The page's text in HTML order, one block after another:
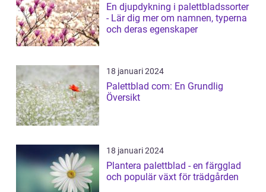
En djupdykning i palettbladssorter
- Lär dig mer om namnen, typerna
och deras egenskaper
18 januari 2024
Palettblad com: En Grundlig
Översikt
18 januari 2024
Plantera palettblad - en färgglad
och populär växt för trädgården